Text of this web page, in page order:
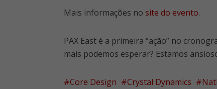
Mais informações no site do evento.
PAX East é a primeira “ação” no
mais podemos esperar? Estamos
Core Design Crystal Dynamics